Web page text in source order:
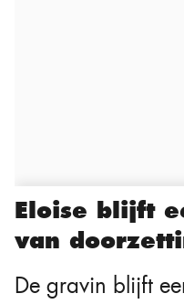
Eloise blijft
van
De gravin blijft